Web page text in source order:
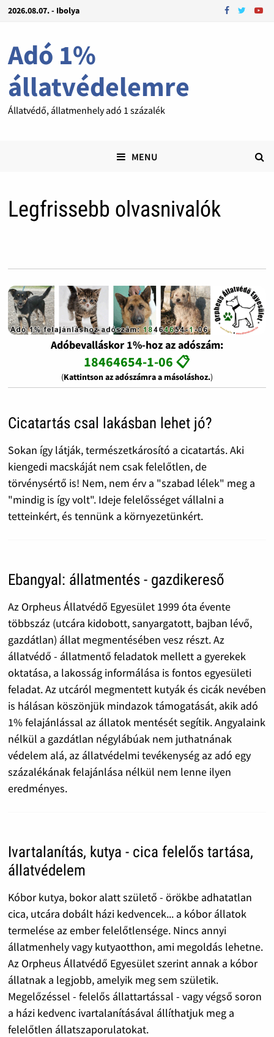
2026.08.07. - Ibolya
Adó 1%
állatvédelemre
Állatvédő, állatmenhely adó 1 százalék
MENU
Legfrissebb olvasnivalók
Adóbevalláskor 1%-hoz az adószám:
18464654-1-06 📋
(Kattintson az adószámra a másoláshoz.)
Cicatartás csal lakásban lehet jó?
Sokan így látják, természetkárosító a cicatartás. Aki
kiengedi macskáját nem csak felelőtlen, de
törvénysértő is! Nem, nem érv a "szabad lélek" meg a
"mindig is így volt". Ideje felelősséget vállalni a
tetteinkért, és tennünk a környezetünkért.
Ebangyal: állatmentés - gazdikereső
Az Orpheus Állatvédő Egyesület 1999 óta évente
többszáz (utcára kidobott, sanyargatott, bajban lévő,
gazdátlan) állat megmentésében vesz részt. Az
állatvédő - állatmentő feladatok mellett a gyerekek
oktatása, a lakosság informálása is fontos egyesületi
feladat. Az utcáról megmentett kutyák és cicák nevében
is hálásan köszönjük mindazok támogatását, akik adó
1% felajánlással az állatok mentését segítik. Angyalaink
nélkül a gazdátlan négylábúak nem juthatnának
védelem alá, az állatvédelmi tevékenység az adó egy
százalékának felajánlása nélkül nem lenne ilyen
eredményes.
Ivartalanítás, kutya - cica felelős tartása,
állatvédelem
Kóbor kutya, bokor alatt születő - örökbe adhatatlan
cica, utcára dobált házi kedvencek... a kóbor állatok
termelése az ember felelőtlensége. Nincs annyi
állatmenhely vagy kutyaotthon, ami megoldás lehetne.
Az Orpheus Állatvédő Egyesület szerint annak a kóbor
állatnak a legjobb, amelyik meg sem születik.
Megelőzéssel - felelős állattartással - vagy végső soron
a házi kedvenc ivartalanításával állíthatjuk meg a
felelőtlen állatszaporulatokat.